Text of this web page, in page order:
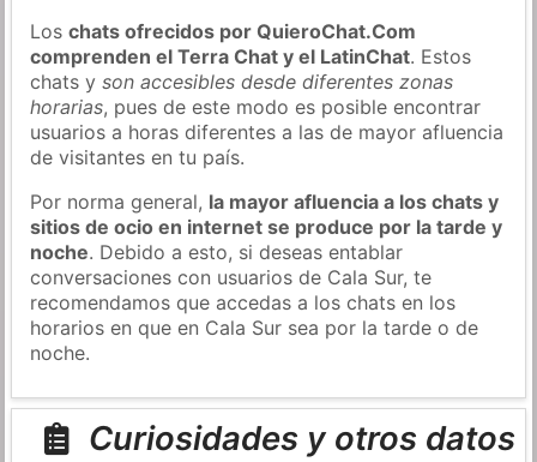
Loschats ofrecidos por QuieroChat.Com
comprenden el Terra Chat y el LatinChat. Estos
chats yson accesibles desde diferentes zonas
horarias, pues de este modo es posible encontrar
usuarios a horas diferentes a las de mayor afluencia
de visitantes en tu país.
Por norma general, la mayor afluencia a los chats y
sitios de ocio en internet se produce por la tarde y
noche. Debido a esto, si deseas entablar
conversaciones con usuarios de Cala Sur, te
recomendamos que accedas a los chats en los
horarios en que en Cala Sur sea por la tarde o de
noche.
Curiosidades y otros datos